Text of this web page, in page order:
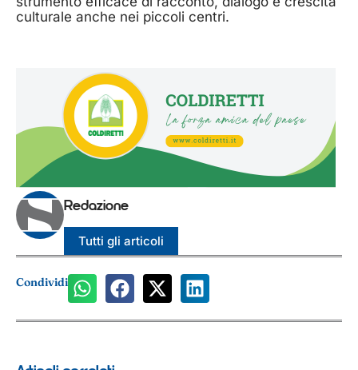
culturale anche nei piccoli centri.
Redazione
Tutti gli articoli
Condividi